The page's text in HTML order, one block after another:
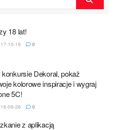
18 lat!
10-16 0
konkursie Dekoral, pokaż
kolorowe inspiracje i wygraj
5C!
09-26 0
z aplikacją